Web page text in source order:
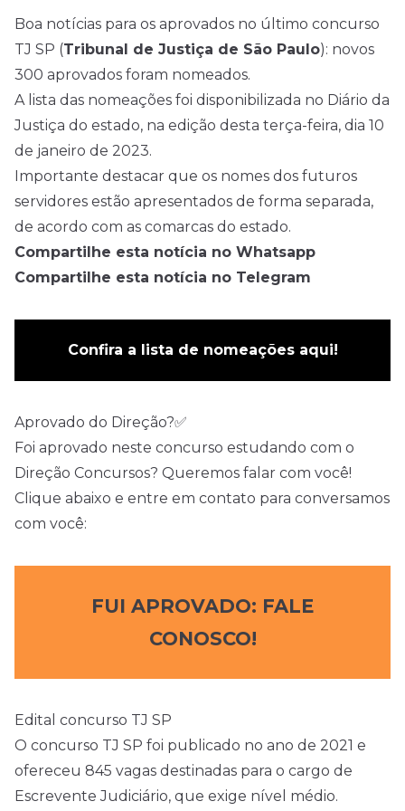
Boa notícias para os aprovados no último concurso
TJ SP (Tribunal de Justiça de São Paulo): novos
300 aprovados foram nomeados.
A lista das nomeações foi disponibilizada no Diário da
Justiça do estado, na edição desta terça-feira, dia 10
de janeiro de 2023.
Importante destacar que os nomes dos futuros
servidores estão apresentados de forma separada,
de acordo com as comarcas do estado.
Compartilhe esta notícia no Whatsapp
Compartilhe esta notícia no Telegram
Confira a lista de nomeações aqui!
Aprovado do Direção?✅
Foi aprovado neste concurso estudando com o
Direção Concursos? Queremos falar com você!
Clique abaixo e entre em contato para conversamos
com você:
FUI APROVADO: FALE
CONOSCO!
Edital concurso TJ SP
O concurso TJ SP foi publicado no ano de 2021 e
ofereceu 845 vagas destinadas para o cargo de
Escrevente Judiciário, que exige nível médio.